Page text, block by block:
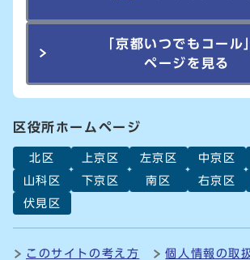
「京都いつでもコール
ページを見る
区役所ホームページ
北区 上京区 左京区 中京区
山科区
下京区 南区 右京区
伏見区
このサイトの考え方 個人情報の取